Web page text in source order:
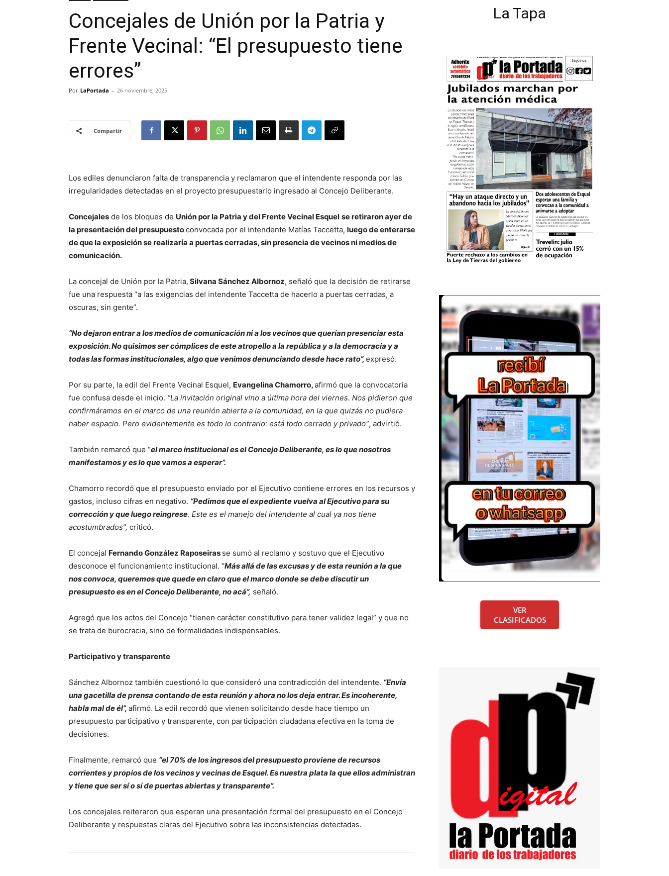
Concejales de Unión por la Patria y
Frente Vecinal: “El presupuesto tiene
errores”
Por LaPortada - 26 noviembre, 2025
Compartir
Los ediles denunciaron falta de transparencia y reclamaron que el intendente responda por las
irregularidades detectadas en el proyecto presupuestario ingresado al Concejo Deliberante.
Concejales de los bloques de Unión por la Patria y del Frente Vecinal Esquel se retiraron ayer de
la presentación del presupuestoconvocada por el intendente Matías Taccetta, luego de enterarse
de que la exposición se realizaría a puertas cerradas, sin presencia de vecinos ni medios de
comunicación.
La concejal de Unión por la Patria, Silvana Sánchez Albornoz, señaló que la decisión de retirarse
fue una respuesta “a las exigencias del intendente Taccetta de hacerlo a puertas cerradas, a
oscuras, sin gente”.
“No dejaron entrar a los medios de comunicación ni a los vecinos que querían presenciar esta
exposición. No quisimos ser cómplices de este atropello a la república y a la democracia y a
todas las formas institucionales, algo que venimos denunciando desde hace rato”, expresó.
Por su parte, la edil del Frente Vecinal Esquel, Evangelina Chamorro,afirmó que la convocatoria
fue confusa desde el inicio. “La invitación original vino a última hora del viernes. Nos pidieron que
confirmáramos en el marco de una reunión abierta a la comunidad, en la que quizás no pudiera
haber espacio. Pero evidentemente es todo lo contrario: está todo cerrado y privado”, advirtió.
También remarcó que “el marco institucional es el Concejo Deliberante, es lo que nosotros
manifestamos y es lo que vamos a esperar”.
Chamorro recordó que el presupuesto enviado por el Ejecutivo contiene errores en los recursos y
gastos, incluso cifras en negativo. “Pedimos que el expediente vuelva al Ejecutivo para su
corrección y que luego reingrese. Este es el manejo del intendente al cual ya nos tiene
acostumbrados”, criticó.
El concejal Fernando González Raposeiras se sumó al reclamo y sostuvo que el Ejecutivo
desconoce el funcionamiento institucional. “Más allá de las excusas y de esta reunión a la que
nos convoca, queremos que quede en claro que el marco donde se debe discutir un
presupuesto es en el Concejo Deliberante, no acá”, señaló.
Agregó que los actos del Concejo “tienen carácter constitutivo para tener validez legal” y que no
se trata de burocracia, sino de formalidades indispensables.
Participativo y transparente
Sánchez Albornoz también cuestionó lo que consideró una contradicción del intendente. “Envía
una gacetilla de prensa contando de esta reunión y ahora no los deja entrar. Es incoherente,
habla mal de él”, afirmó. La edil recordó que vienen solicitando desde hace tiempo un
presupuesto participativo y transparente, con participación ciudadana efectiva en la toma de
decisiones.
Finalmente, remarcó que “el 70% de los ingresos del presupuesto proviene de recursos
corrientes y propios de los vecinos y vecinas de Esquel. Es nuestra plata la que ellos administran
y tiene que ser sí o sí de puertas abiertas y transparente”.
Los concejales reiteraron que esperan una presentación formal del presupuesto en el Concejo
Deliberante y respuestas claras del Ejecutivo sobre las inconsistencias detectadas.
La Tapa
VER
CLASIFICADOS